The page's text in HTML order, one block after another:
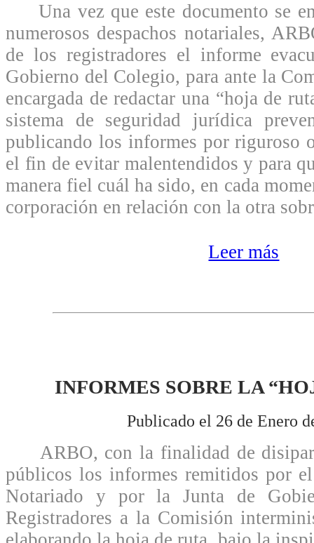
Una vez que este documento se
numerosos despachos notariales,
de los registradores el informe
Gobierno del Colegio, para ante la
encargada de redactar una “hoja de
sistema de seguridad jurídica
publicando los informes por riguroso
el fin de evitar malentendidos y para
manera fiel cuál ha sido, en cada
corporación en relación con la otra
Leer más
INFORMES SOBRE LA
Publicado el 26 de Enero
ARBO, con la finalidad de disipar
públicos los informes remitidos por
Notariado y por la Junta de
Registradores a la Comisión